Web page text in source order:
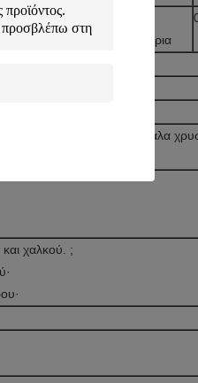
00,01
γραμμάρια
γραμμάρια
δαχτυλίδι, μεγάλα
χαλκού. ;